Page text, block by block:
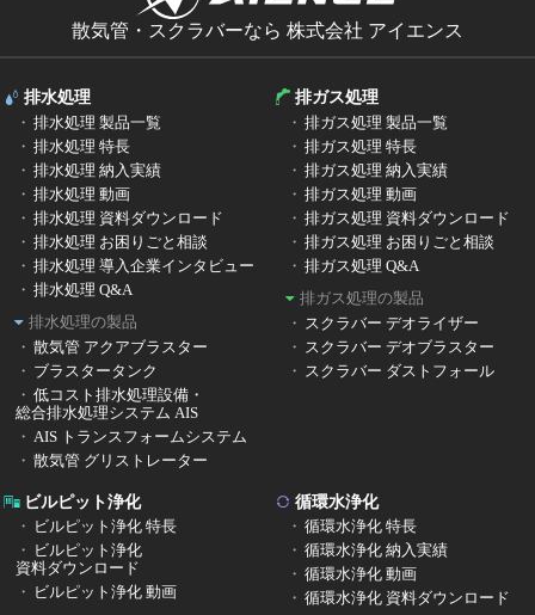
散気管・スクラバーなら 株式会社 アイエンス
排水処理
排水処理 製品一覧
排水処理 特長
排水処理 納入実績
排水処理 動画
排水処理 資料ダウンロード
排水処理 お困りごと相談
排水処理 導入企業インタビュー
排水処理 Q&A
排水処理の製品
散気管 アクアブラスター
ブラスタータンク
低コスト排水処理設備・
総合排水処理システム AIS
AIS トランスフォームシステム
散気管 グリストレーター
排ガス処理
排ガス処理 製品一覧
排ガス処理 特長
排ガス処理 納入実績
排ガス処理 動画
排ガス処理 資料ダウンロード
排ガス処理 お困りごと相談
排ガス処理 Q&A
排ガス処理の製品
スクラバー デオライザー
スクラバー デオブラスター
スクラバー ダストフォール
ビルピット浄化
ビルピット浄化 特長
ビルピット浄化
資料ダウンロード
ビルピット浄化 動画
循環水浄化
循環水浄化 特長
循環水浄化 納入実績
循環水浄化 動画
循環水浄化 資料ダウンロード